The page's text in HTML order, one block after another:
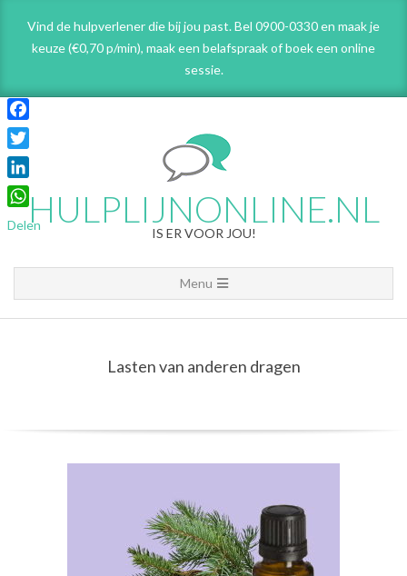
content
Vind de hulpverlener die bij jou past. Bel 0900-0330 en maak je
keuze (€0,70 p/min), maak een belafspraakof boek een online
sessie.
HULPLIJNONLINE.NL
IS ER VOOR JOU!
Navigation
Menu
Menu
Lasten van anderen dragen
Facebook
Twitter
LinkedIn
WhatsApp
Delen